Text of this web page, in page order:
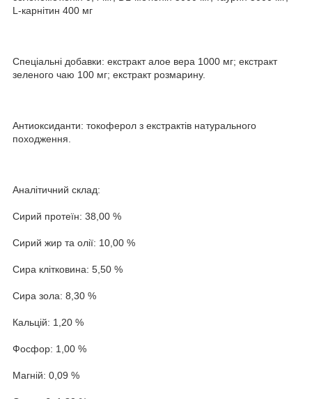
L-карнітин 400 мг
Спеціальні добавки: екстракт алое вера 1000 мг; екстракт
зеленого чаю 100 мг; екстракт розмарину.
Антиоксиданти: токоферол з екстрактів натурального
походження.
Аналітичний склад:
Сирий протеїн: 38,00 %
Сирий жир та олії: 10,00 %
Сира клітковина: 5,50 %
Сира зола: 8,30 %
Кальцій: 1,20 %
Фосфор: 1,00 %
Магній: 0,09 %